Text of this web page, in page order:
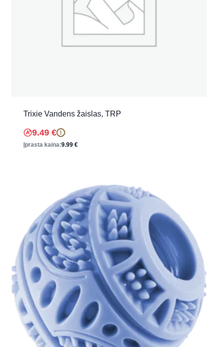
Trixie Vandens žaislas, TRP
9.49 € !
Įprasta kaina:9.99 €